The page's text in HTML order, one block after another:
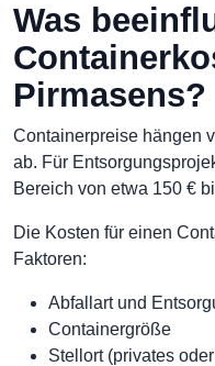
Was
Pirmasens?
Containerpreise hängen
ab. Für
Bereich von etwa 150 €
Die Kosten für einen
Faktoren:
Abfallart und
Containergröße
Stellort (privates